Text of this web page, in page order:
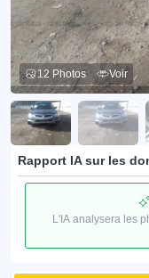
12 Photos Voir
Rapport IA sur les
L'IA analysera les